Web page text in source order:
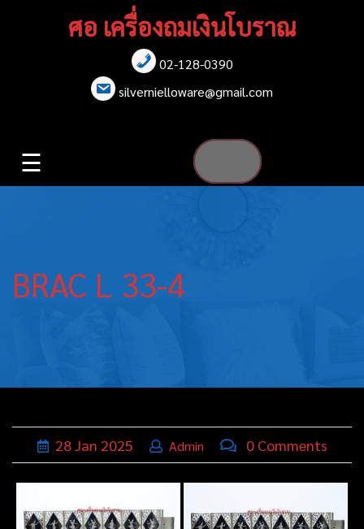
ศอ เครื่องถมเงินโบราณ
02-128-0390
silvernielloware@gmail.com
สร้อยข้อมือ
เข็มขัด
ฐานเสียบ
ทั่วไป
☰
BRAC L 33-4
28Jan 2025 Admin 0 Comments